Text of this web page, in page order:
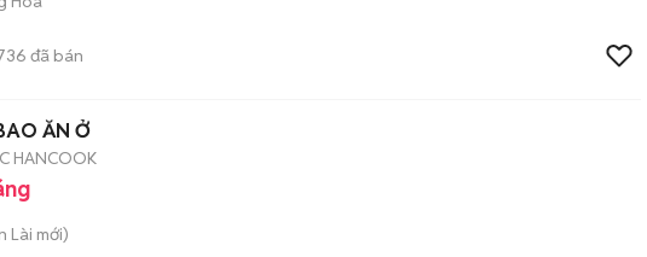
đã bán
ĂN Ở
HANCOOK
Lài mới)